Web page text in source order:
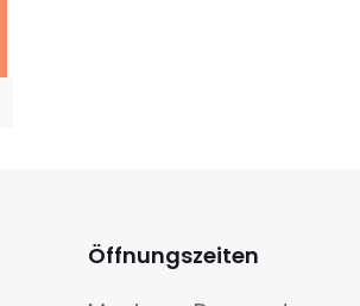
Öffnungszeiten